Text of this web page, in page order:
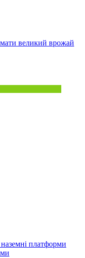
великий врожай
платформи